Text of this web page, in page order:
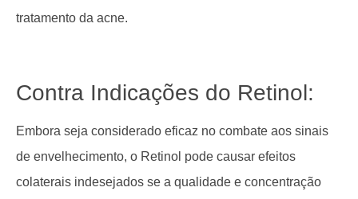
tratamento da acne.
Contra Indicações do Retinol:
Embora seja considerado eficaz no combate aos sinais
de envelhecimento, o Retinol pode causar efeitos
colaterais indesejados se a qualidade e concentração